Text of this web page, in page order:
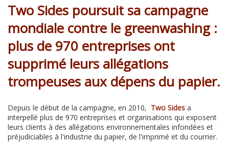
Two Sides poursuit sa campagne
mondiale contre le greenwashing :
plus de 970 entreprises ont
supprimé leurs allégations
trompeuses aux dépens du papier.
Depuis le début de la campagne, en 2010, Two Sides a
interpellé plus de 970 entreprises et organisations qui exposent
leurs clients à des allégations environnementales infondées et
préjudiciables à l'industrie du papier, de l'imprimé et du courrier.